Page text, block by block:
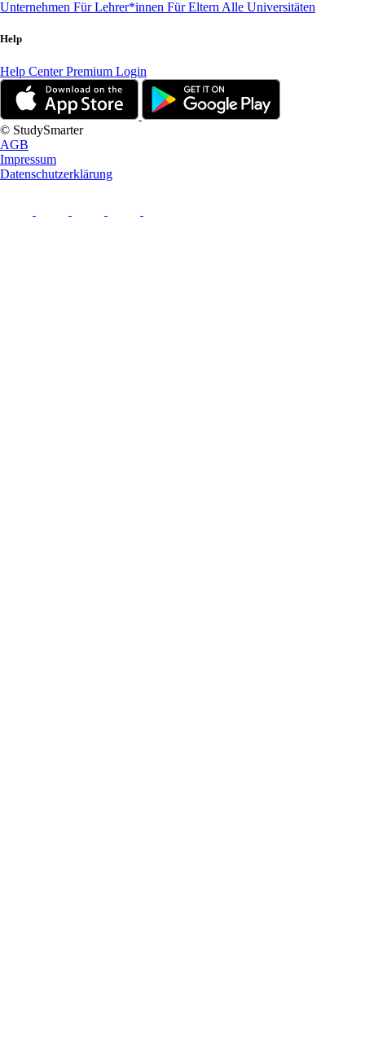
Unternehmen Für Lehrer*innen Für Eltern Alle Universitäten
Help
Help CenterPremium Login
© StudySmarter
AGB
Impressum
Datenschutzerklärung